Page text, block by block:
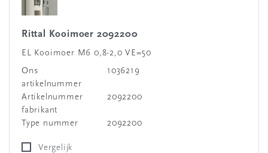
Rittal Kooimoer 2092200
EL Kooimoer M6 0,8-2,0 VE=50
Ons
artikelnummer
1036219
Artikelnummer
fabrikant
2092200
Type nummer 2092200
Vergelijk